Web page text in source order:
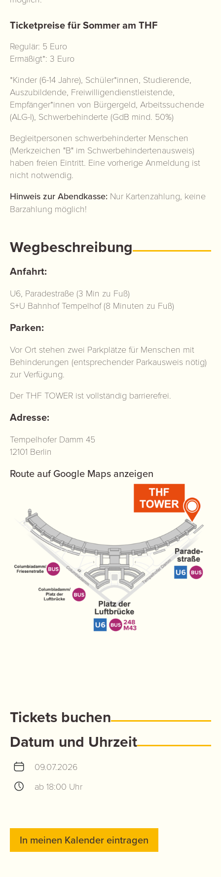
Ticketpreise für Sommer am THF
Regulär: 5 Euro
Ermäßigt*: 3 Euro
*Kinder (6-14 Jahre), Schüler*innen, Studierende,
Auszubildende, Freiwilligendienstleistende,
Empfänger*innen von Bürgergeld, Arbeitssuchende
(ALG-I), Schwerbehinderte (GdB mind. 50%)
Begleitpersonen schwerbehinderter Menschen
(Merkzeichen "B" im Schwerbehindertenausweis)
haben freien Eintritt. Eine vorherige Anmeldung ist
nicht notwendig.
Hinweis zur Abendkasse: Nur Kartenzahlung, keine
Barzahlung möglich!
Wegbeschreibung
Anfahrt:
U6, Paradestraße (3 Min zu Fuß)
S+U Bahnhof Tempelhof (8 Minuten zu Fuß)
Parken:
Vor Ort stehen zwei Parkplätze für Menschen mit
Behinderungen (entsprechender Parkausweis nötig)
zur Verfügung.
Der THF TOWER ist vollständig barrierefrei.
Adresse:
Tempelhofer Damm 45
12101 Berlin
Route auf Google Maps anzeigen
Tickets buchen
Datum und Uhrzeit
09.07.2026
ab 18:00 Uhr
In meinen Kalender eintragen